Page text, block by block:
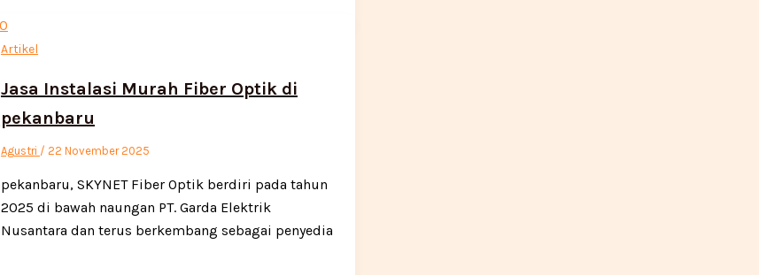
Artikel
Jasa Instalasi Murah Fiber Optik di
pekanbaru
Agustri / 22 November 2025
pekanbaru, SKYNET Fiber Optik berdiri pada tahun
2025 di bawah naungan PT. Garda Elektrik
Nusantara dan terus berkembang sebagai penyedia